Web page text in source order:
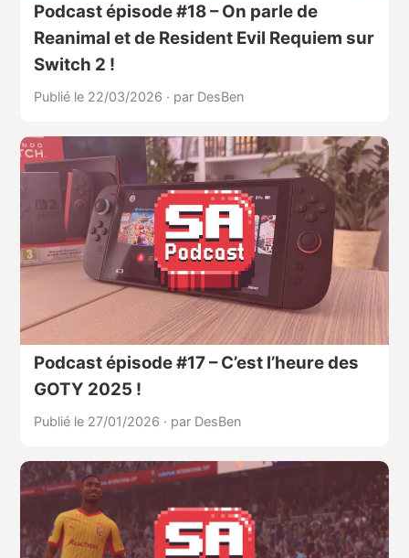
Podcast épisode #18 – On parle de
Reanimal et de Resident Evil Requiem sur
Switch 2 !
Publié le 22/03/2026 · par DesBen
Podcast épisode #17 – C’est l’heure des
GOTY 2025 !
Publié le 27/01/2026 · par DesBen